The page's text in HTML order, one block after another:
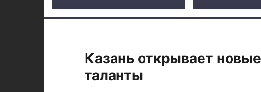
Казань открывает новые
таланты